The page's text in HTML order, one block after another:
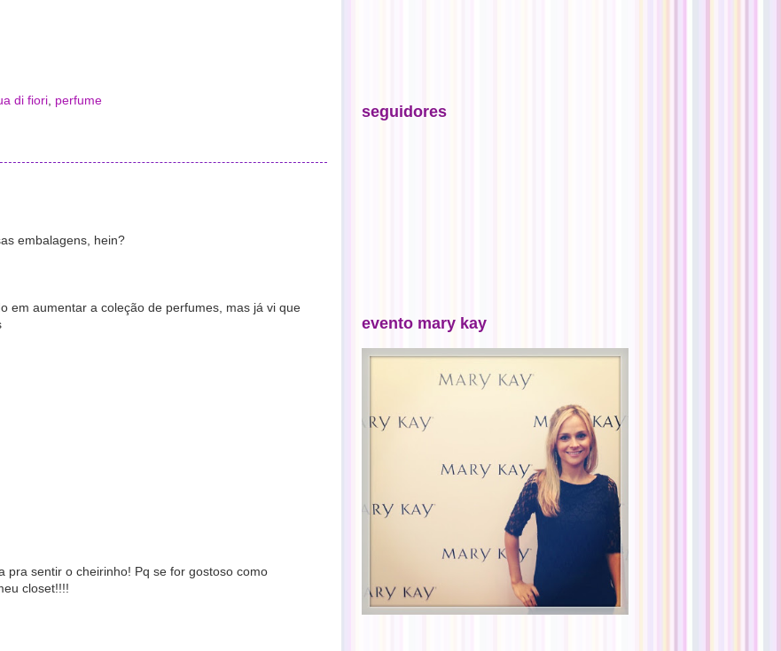
di fiori perfume
embalagens, hein?
em aumentar a coleção de perfumes, mas já vi que
pra sentir o cheirinho! Pq se for gostoso como
closet!!!!
seguidores
evento mary kay